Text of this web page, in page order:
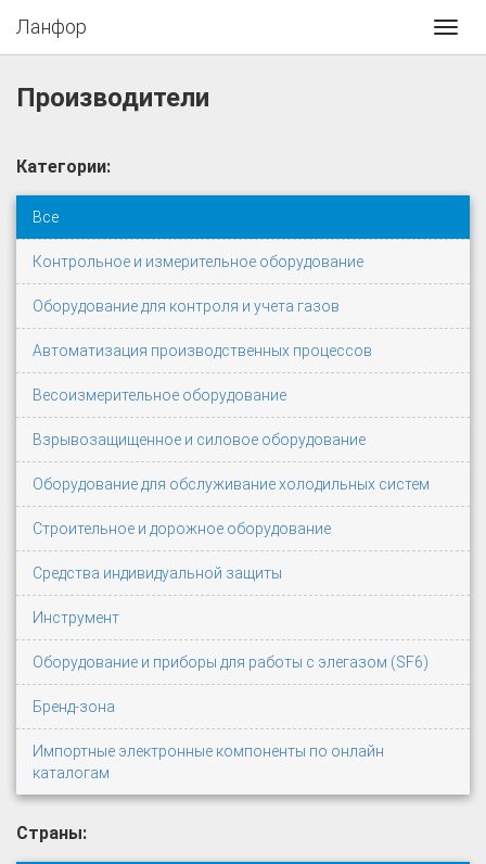
Ланфор
Производители
Категории:
Все
Контрольное и измерительное оборудование
Оборудование для контроля и учета газов
Автоматизация производственных процессов
Весоизмерительное оборудование
Взрывозащищенное и силовое оборудование
Оборудование для обслуживание холодильных систем
Строительное и дорожное оборудование
Средства индивидуальной защиты
Инструмент
Оборудование и приборы для работы с элегазом (SF6)
Бренд-зона
Импортные электронные компоненты по онлайн
каталогам
Страны: